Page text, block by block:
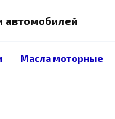
автомобилей
Масла моторные